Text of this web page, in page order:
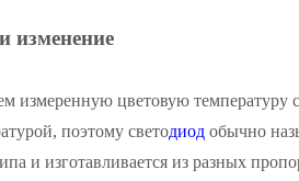
изменение
измеренную цветовую температуру
поэтому светодиод обычно
и изготавливается из разных